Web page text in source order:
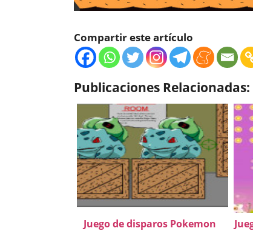
Compartir este artículo
Publicaciones Relacionadas:
Juego de disparos Pokemon